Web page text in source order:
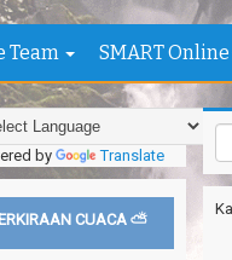
Team SMART Online
by Translate
PERKIRAAN CUACA ⛅